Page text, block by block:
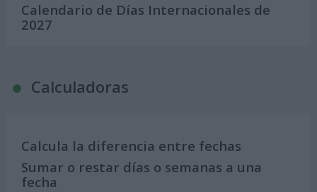
Calendario de Días Internacionales de
2027
Calculadoras
Calcula la diferencia entre fechas
Sumar o restar días o semanas a una
fecha